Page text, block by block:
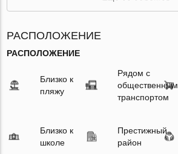
РАСПОЛОЖЕНИЕ
РАСПОЛОЖЕНИЕ
Близко к
пляжу
Рядом с
общественным
транспортом
Близко к
школе
Престижный
район